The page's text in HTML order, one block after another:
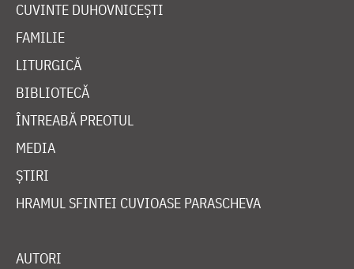
CUVINTE DUHOVNICEȘTI
FAMILIE
LITURGICĂ
BIBLIOTECĂ
ÎNTREABĂ PREOTUL
MEDIA
ȘTIRI
HRAMUL SFINTEI CUVIOASE PARASCHEVA
AUTORI